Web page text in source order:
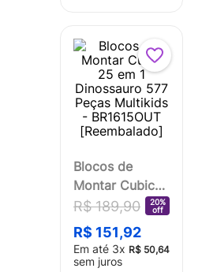
Blocos de
Montar Cubic
25 em 1
Dinossauro 577
Peças Multikids
- BR1615OUT
R$ 189,90
20%
off
R$ 151,92
Em até 3x R$ 50,64
sem juros